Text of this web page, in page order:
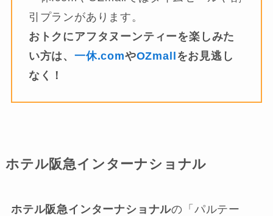
引プランがあります。
おトクにアフタヌーンティーを楽しみた
い方は、一休.comやOZmall をお見逃し
なく！
ホテル阪急インターナショナル
ホテル阪急インターナショナルの「パルテー